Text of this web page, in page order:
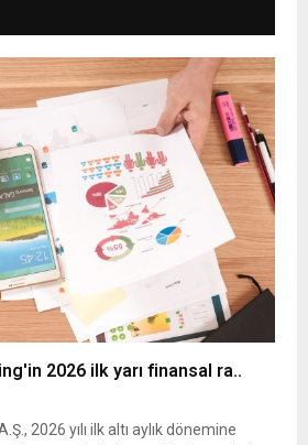
2026 ilk yarı finansal ra..
2026 yılı ilk altı aylık dönemine